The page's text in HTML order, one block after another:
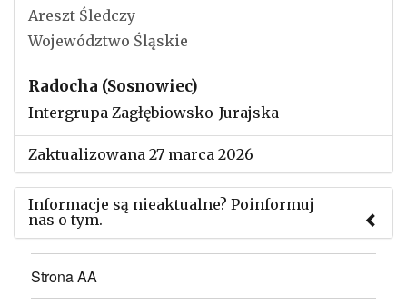
Areszt Śledczy
Województwo Śląskie
Radocha (Sosnowiec)
Intergrupa Zagłębiowsko-Jurajska
Zaktualizowana 27 marca 2026
Informacje są nieaktualne? Poinformuj
nas o tym.
Użyj tego formularza aby przesłać informację o
zmianach w powyższym mityngu.
Strona AA